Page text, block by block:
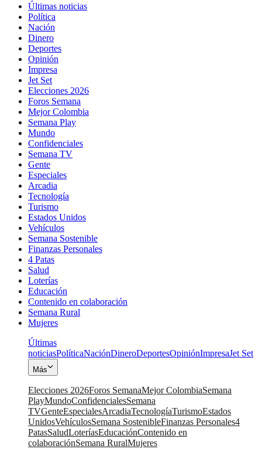
Últimas noticias
Política
Nación
Dinero
Deportes
Opinión
Impresa
Jet Set
Elecciones 2026
Foros Semana
Mejor Colombia
Semana Play
Mundo
Confidenciales
Semana TV
Gente
Especiales
Arcadia
Tecnología
Turismo
Estados Unidos
Vehículos
Semana Sostenible
Finanzas Personales
4 Patas
Salud
Loterías
Educación
Contenido en colaboración
Semana Rural
Mujeres
Últimas
noticiasPolíticaNaciónDineroDeportesOpiniónImpresaJet Set
Más
Elecciones 2026Foros SemanaMejor ColombiaSemana
PlayMundoConfidencialesSemana
TVGenteEspecialesArcadiaTecnologíaTurismoEstados
UnidosVehículosSemana SostenibleFinanzas Personales4
PatasSaludLoteríasEducaciónContenido en
colaboraciónSemana RuralMujeres